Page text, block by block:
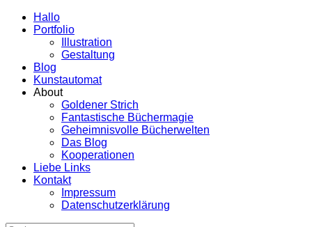
Hallo
Portfolio
Illustration
Gestaltung
Blog
Kunstautomat
About
Goldener Strich
Fantastische Büchermagie
Geheimnisvolle Bücherwelten
Das Blog
Kooperationen
Liebe Links
Kontakt
Impressum
Datenschutzerklärung